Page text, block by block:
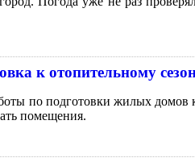
к отопительному
по подготовки жилых
помещения.